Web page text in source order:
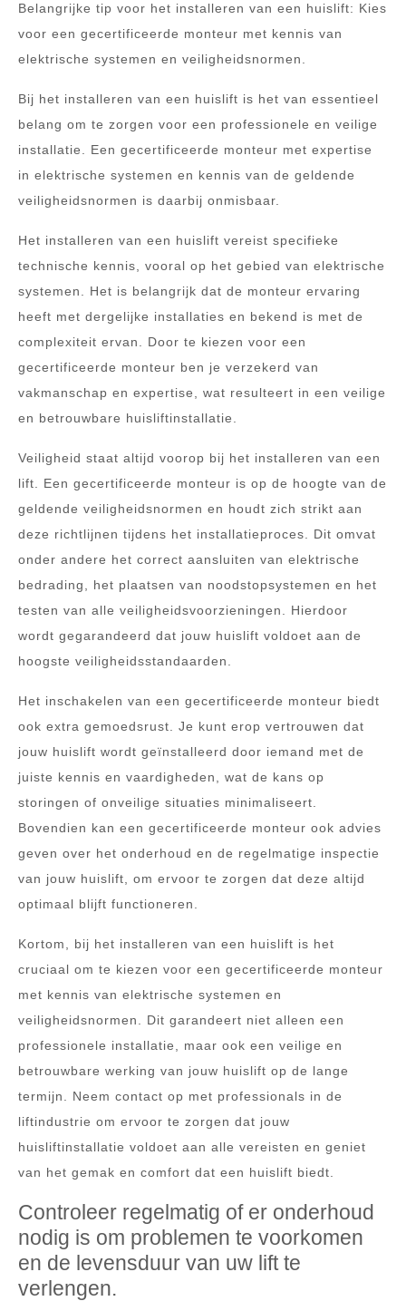
Belangrijke tip voor het installeren van een huislift: Kies
voor een gecertificeerde monteur met kennis van
elektrische systemen en veiligheidsnormen.
Bij het installeren van een huislift is het van essentieel
belang om te zorgen voor een professionele en veilige
installatie. Een gecertificeerde monteur met expertise
in elektrische systemen en kennis van de geldende
veiligheidsnormen is daarbij onmisbaar.
Het installeren van een huislift vereist specifieke
technische kennis, vooral op het gebied van elektrische
systemen. Het is belangrijk dat de monteur ervaring
heeft met dergelijke installaties en bekend is met de
complexiteit ervan. Door te kiezen voor een
gecertificeerde monteur ben je verzekerd van
vakmanschap en expertise, wat resulteert in een veilige
en betrouwbare huisliftinstallatie.
Veiligheid staat altijd voorop bij het installeren van een
lift. Een gecertificeerde monteur is op de hoogte van de
geldende veiligheidsnormen en houdt zich strikt aan
deze richtlijnen tijdens het installatieproces. Dit omvat
onder andere het correct aansluiten van elektrische
bedrading, het plaatsen van noodstopsystemen en het
testen van alle veiligheidsvoorzieningen. Hierdoor
wordt gegarandeerd dat jouw huislift voldoet aan de
hoogste veiligheidsstandaarden.
Het inschakelen van een gecertificeerde monteur biedt
ook extra gemoedsrust. Je kunt erop vertrouwen dat
jouw huislift wordt geïnstalleerd door iemand met de
juiste kennis en vaardigheden, wat de kans op
storingen of onveilige situaties minimaliseert.
Bovendien kan een gecertificeerde monteur ook advies
geven over het onderhoud en de regelmatige inspectie
van jouw huislift, om ervoor te zorgen dat deze altijd
optimaal blijft functioneren.
Kortom, bij het installeren van een huislift is het
cruciaal om te kiezen voor een gecertificeerde monteur
met kennis van elektrische systemen en
veiligheidsnormen. Dit garandeert niet alleen een
professionele installatie, maar ook een veilige en
betrouwbare werking van jouw huislift op de lange
termijn. Neem contact op met professionals in de
liftindustrie om ervoor te zorgen dat jouw
huisliftinstallatie voldoet aan alle vereisten en geniet
van het gemak en comfort dat een huislift biedt.
Controleer regelmatig of er onderhoud
nodig is om problemen te voorkomen
en de levensduur van uw lift te
verlengen.